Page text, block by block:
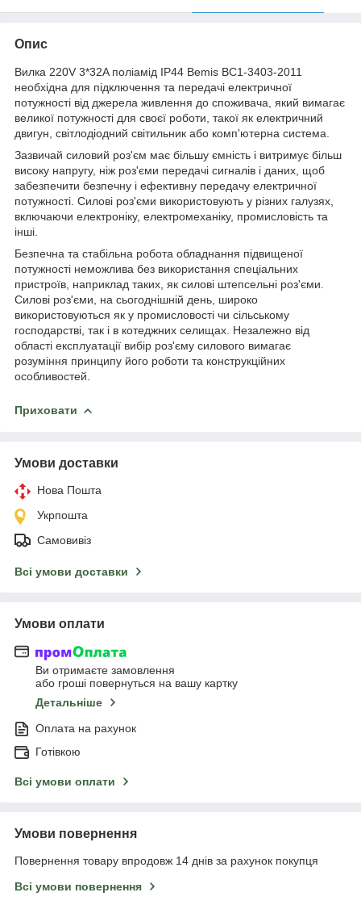
Опис
Вилка 220V 3*32A поліамід IP44 Bemis BC1-3403-2011
необхідна для підключення та передачі електричної
потужності від джерела живлення до споживача, який вимагає
великої потужності для своєї роботи, такої як електричний
двигун, світлодіодний світильник або комп'ютерна система.
Зазвичай силовий роз'єм має більшу ємність і витримує більш
високу напругу, ніж роз'єми передачі сигналів і даних, щоб
забезпечити безпечну і ефективну передачу електричної
потужності. Силові роз'єми використовують у різних галузях,
включаючи електроніку, електромеханіку, промисловість та
інші.
Безпечна та стабільна робота обладнання підвищеної
потужності неможлива без використання спеціальних
пристроїв, наприклад таких, як силові штепсельні роз'єми.
Силові роз'єми, на сьогоднішній день, широко
використовуються як у промисловості чи сільському
господарстві, так і в котеджних селищах. Незалежно від
області експлуатації вибір роз'єму силового вимагає
розуміння принципу його роботи та конструкційних
особливостей.
Приховати
Умови доставки
Нова Пошта
Укрпошта
Самовивіз
Всі умови доставки
Умови оплати
Ви отримаєте замовлення
або гроші повернуться на вашу картку
Детальніше
Оплата на рахунок
Готівкою
Всі умови оплати
Умови повернення
Повернення товару впродовж 14 днів за рахунок покупця
Всі умови повернення